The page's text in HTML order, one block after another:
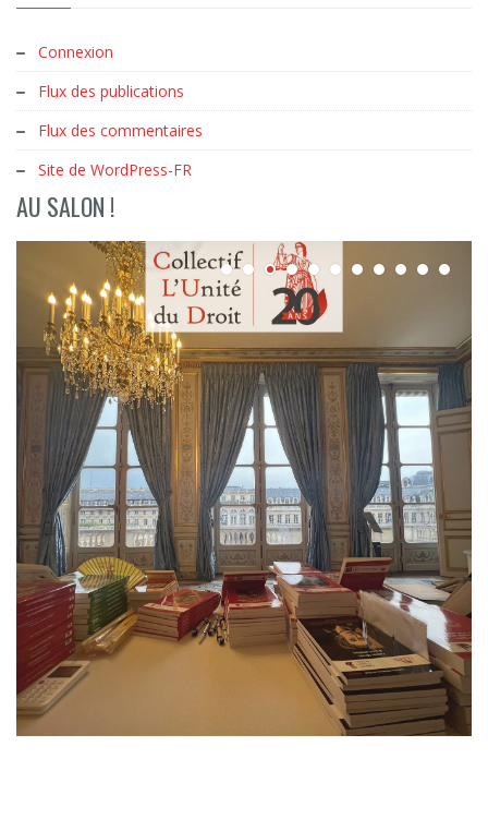
Connexion
Flux des publications
Flux des commentaires
Site de WordPress-FR
AU SALON !